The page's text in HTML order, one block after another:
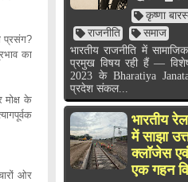
प्रसंग?
का
मोक्ष के
ओर
कृष्णा
राजनीति
समाज
भारतीय राजनीति में
प्रमुख विषय रही हैं —
2023 के Bharatiya
प्रदेश संकल...
भारतीय
में साझा
क्लॉजेस एवं
एक गहन